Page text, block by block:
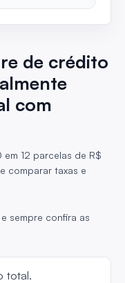
de crédito
com
12 parcelas de R$
comparar taxas e
sempre confira as
total.